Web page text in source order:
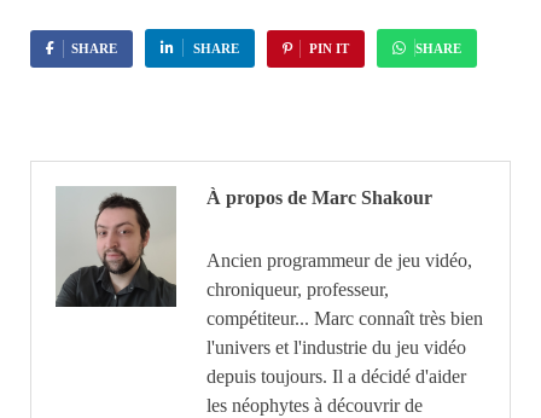
SHARE SHARE PIN IT SHARE
À propos de Marc Shakour
Ancien programmeur de jeu vidéo,
chroniqueur, professeur,
compétiteur... Marc connaît très bien
l'univers et l'industrie du jeu vidéo
depuis toujours. Il a décidé d'aider
les néophytes à découvrir de